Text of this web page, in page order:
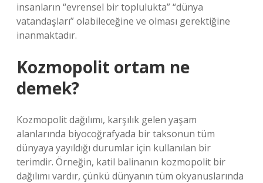
insanların “evrensel bir toplulukta” “dünya
vatandaşları” olabileceğine ve olması gerektiğine
inanmaktadır.
Kozmopolit ortam ne
demek?
Kozmopolit dağılımı, karşılık gelen yaşam
alanlarında biyocoğrafyada bir taksonun tüm
dünyaya yayıldığı durumlar için kullanılan bir
terimdir. Örneğin, katil balinanın kozmopolit bir
dağılımı vardır, çünkü dünyanın tüm okyanuslarında